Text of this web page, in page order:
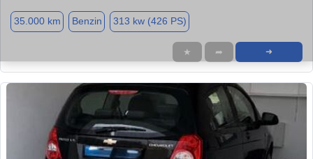
35.000 km Benzin 313 kw (426 PS)
★ ➦ ➜